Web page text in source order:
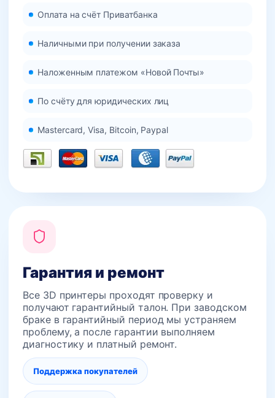
Оплата на счёт Приватбанка
Наличными при получении заказа
Наложенным платежом «Новой Почты»
По счёту для юридических лиц
Mastercard, Visa, Bitcoin, Paypal
Гарантия и ремонт
Все 3D принтеры проходят проверку и
получают гарантийный талон. При заводском
браке в гарантийный период мы устраняем
проблему, а после гарантии выполняем
диагностику и платный ремонт.
Поддержка покупателей